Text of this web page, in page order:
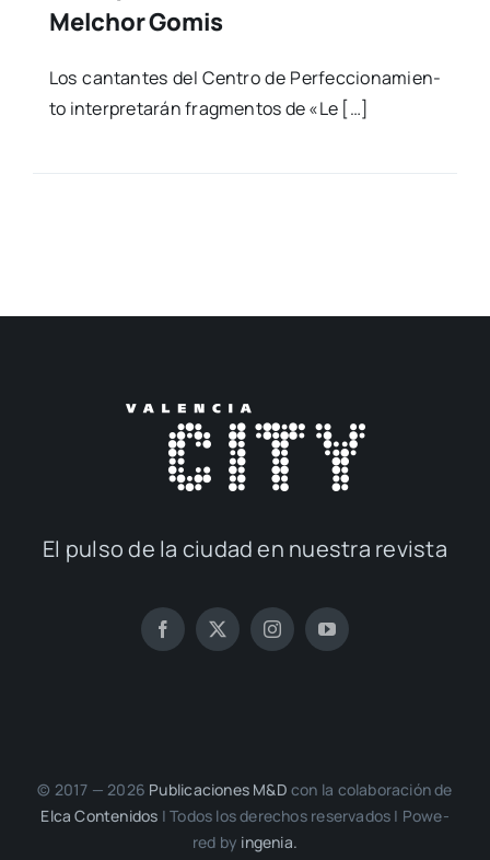
Melchor Gomis
Los can­tan­tes del Cen­tro de Per­fec­cio­na­mien­
to inter­pre­ta­rán frag­men­tos de «Le […]
El pul­so de la ciu­dad en nues­tra revis­ta
© 2017 — 2026 Publi­ca­cio­nes M&D con la cola­bo­ra­ción de
Elca Con­te­ni­dos | Todos los dere­chos reser­va­dos | Powe­
red by inge­nia.